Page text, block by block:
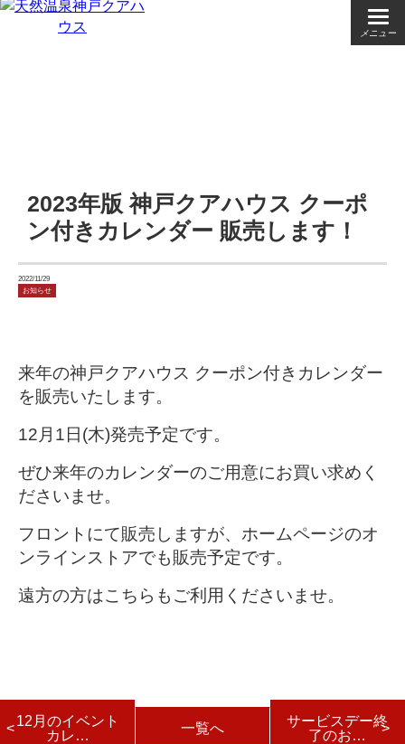
メニュー
2023年版 神戸クアハウス クーポ
ン付きカレンダー 販売します！
2022/11/29
お知らせ
来年の神戸クアハウス クーポン付きカレンダー
を販売いたします。
12月1日(木)発売予定です。
ぜひ来年のカレンダーのご用意にお買い求めく
ださいませ。
フロントにて販売しますが、ホームページのオ
ンラインストアでも販売予定です。
遠方の方はこちらもご利用くださいませ。
12月のイベント
カレ…
一覧へ
サービスデー終
了のお…